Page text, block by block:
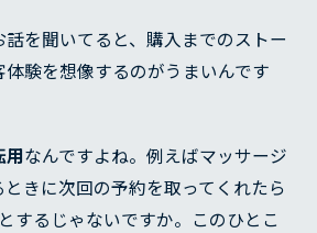
を聞いてると、購入までのストー
験を想像するのがうまいんです
用なんですよね。例えばマッサージ
きに次回の予約を取ってくれたら
するじゃないですか。このひとこ